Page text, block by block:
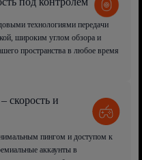
технологиями передачи
широким углом обзора и
пространства в любое время
скорость и
пингом и доступом к
аккаунты в